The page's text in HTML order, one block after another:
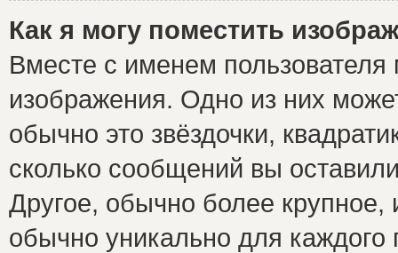
Как я могу поместить
Вместе с именем пользователя
изображения. Одно из них
обычно это звёздочки,
сколько сообщений вы
Другое, обычно более крупное,
обычно уникально для каждого